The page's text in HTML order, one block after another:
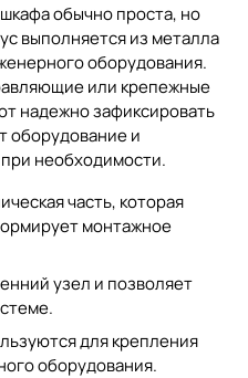
обычно проста, но
выполняется из металла
оборудования.
или крепежные
надежно зафиксировать
оборудование и
необходимости.
часть, которая
монтажное
узел и позволяет
для крепления
оборудования.